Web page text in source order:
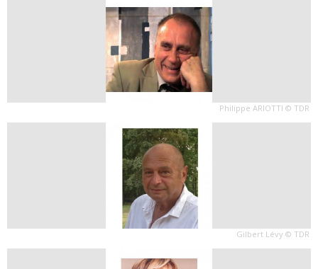
Philippe ARIOTTI © TDR
Gilbert Lévy © TDR